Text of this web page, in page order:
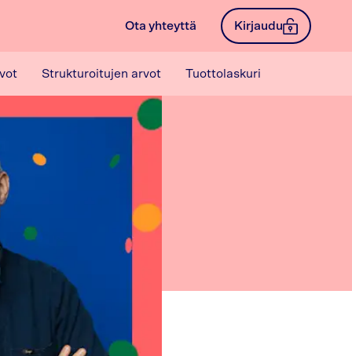
Ota yhteyttä Kirjaudu
Strukturoitujen arvot Tuottolaskuri